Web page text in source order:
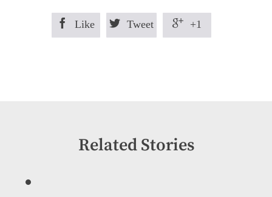
 Like  Tweet  +1
Related Stories